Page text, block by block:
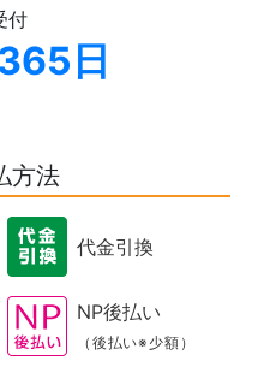
付
日
方法
代金引換
NP後払い
（後払い※少額）